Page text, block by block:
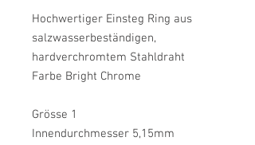
Hochwertiger Einsteg Ring aus
salzwasserbeständigen,
hardverchromtem Stahldraht
Farbe Bright Chrome
Grösse 1
Innendurchmesser 5,15mm